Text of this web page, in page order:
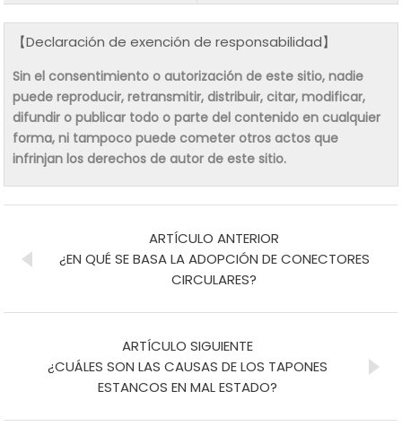
【Declaración de exención de responsabilidad】
Sin el consentimiento o autorización de este sitio, nadie
puede reproducir, retransmitir, distribuir, citar, modificar,
difundir o publicar todo o parte del contenido en cualquier
forma, ni tampoco puede cometer otros actos que
infrinjan los derechos de autor de este sitio.
ARTÍCULO ANTERIOR
¿EN QUÉ SE BASA LA ADOPCIÓN DE CONECTORES
CIRCULARES?
ARTÍCULO SIGUIENTE
¿CUÁLES SON LAS CAUSAS DE LOS TAPONES
ESTANCOS EN MAL ESTADO?